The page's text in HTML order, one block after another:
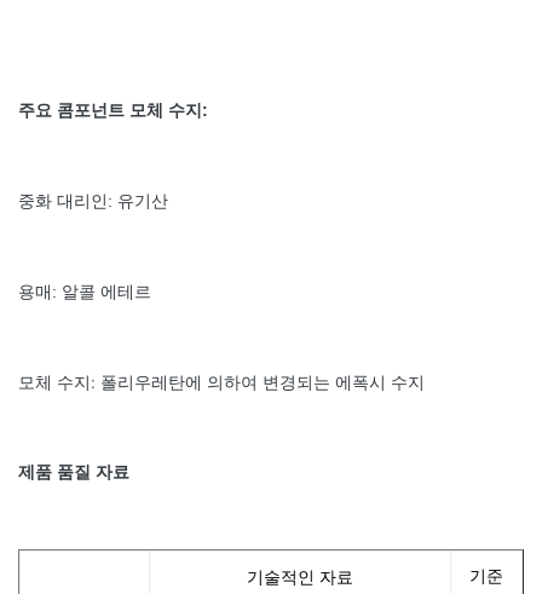
주요 콤포넌트 모체 수지:
중화 대리인: 유기산
용매: 알콜 에테르
모체 수지: 폴리우레탄에 의하여 변경되는 에폭시 수지
제품 품질 자료
기술적인 자료
기준